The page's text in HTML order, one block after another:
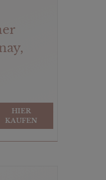
HIER
KAUFEN